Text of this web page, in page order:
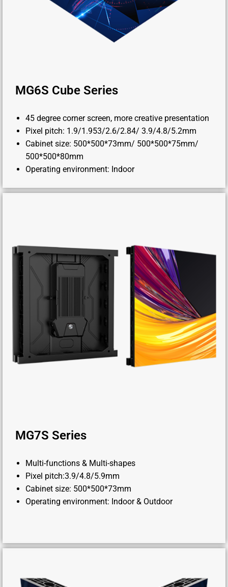
MG6S Cube Series
45 degree corner screen, more creative presentation
Pixel pitch: 1.9/1.953/2.6/2.84/ 3.9/4.8/5.2mm
Cabinet size: 500*500*73mm/ 500*500*75mm/
500*500*80mm
Operating environment: Indoor
MG7S Series
Multi-functions & Multi-shapes
Pixel pitch:3.9/4.8/5.9mm
Cabinet size: 500*500*73mm
Operating environment: Indoor & Outdoor